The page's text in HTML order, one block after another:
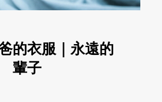
的衣服｜永遠的
輩子